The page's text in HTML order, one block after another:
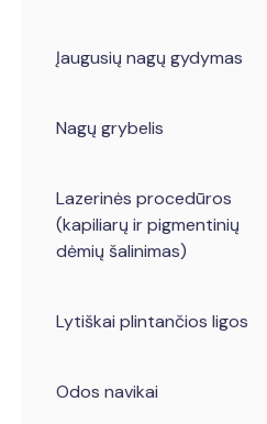
Įaugusių nagų gydymas
Nagų grybelis
Lazerinės procedūros
(kapiliarų ir pigmentinių
dėmių šalinimas)
Lytiškai plintančios ligos
Odos navikai